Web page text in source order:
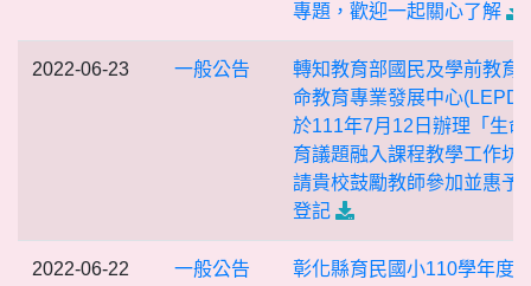
專題，歡迎一起關心了解
2022-06-23 一般公告
轉知教育部國民及學前教育
命教育專業發展中心
於111年7月12日辦理「生命
育議題融入課程教學工作坊
請貴校鼓勵教師參加並惠予
登記
2022-06-22 一般公告
彰化縣育民國小110學年度